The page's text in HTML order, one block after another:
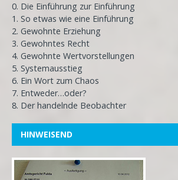
0. Die Einführung zur Einführung
1. So etwas wie eine Einführung
2. Gewohnte Erziehung
3. Gewohntes Recht
4. Gewohnte Wertvorstellungen
5. Systemausstieg
6. Ein Wort zum Chaos
7. Entweder…oder?
8. Der handelnde Beobachter
HINWEISEND